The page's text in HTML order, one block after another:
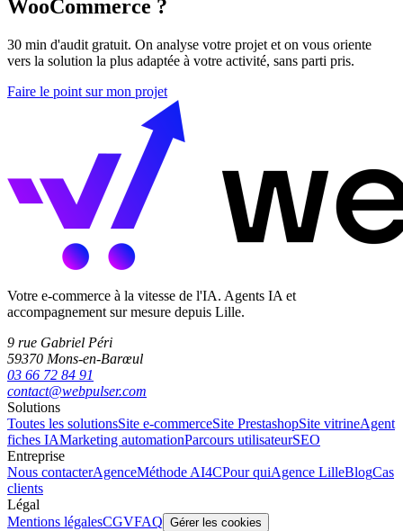
WooCommerce ?
30 min d'audit gratuit. On analyse votre projet et on vous oriente
vers la solution la plus adaptée à votre activité, sans parti pris.
Faire le point sur mon projet
Votre e-commerce à la vitesse de l'IA. Agents IA et
accompagnement sur mesure depuis Lille.
9 rue Gabriel Péri
59370 Mons-en-Barœul
03 66 72 84 91
contact@webpulser.com
Solutions
Toutes les solutionsSite e-commerceSite PrestashopSite vitrineAgent
fiches IAMarketing automationParcours utilisateurSEO
Entreprise
Nous contacterAgenceMéthode AI4CPour quiAgence LilleBlogCas
clients
Légal
Mentions légalesCGVFAQ Gérer les cookies